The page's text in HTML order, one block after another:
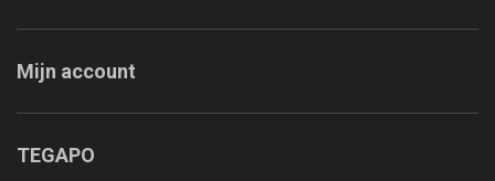
Mijn account
TEGAPO